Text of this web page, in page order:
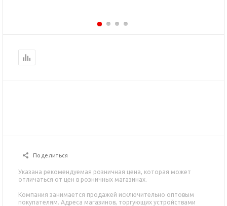
Поделиться
Указана рекомендуемая розничная цена, которая может
отличаться от цен в розничных магазинах.
Компания занимается продажей исключительно оптовым
покупателям. Адреса магазинов, торгующих устройствами